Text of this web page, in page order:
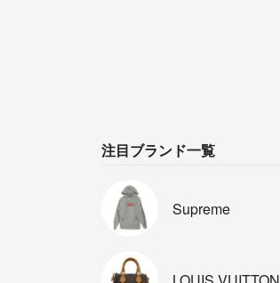
注目ブランド一覧
Supreme